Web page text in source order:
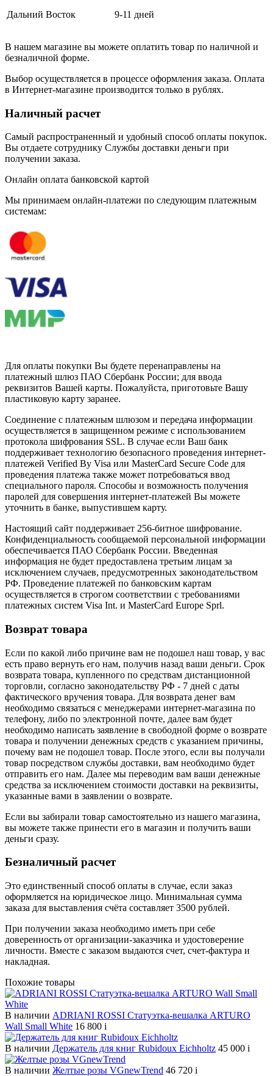
Дальний Восток 9-11 дней
В нашем магазине вы можете оплатить товар по наличной и
безналичной форме.
Выбор осуществляется в процессе оформления заказа. Оплата
в Интернет-магазине производится только в рублях.
Наличный расчет
Самый распространенный и удобный способ оплаты покупок.
Вы отдаете сотруднику Службы доставки деньги при
получении заказа.
Онлайн оплата банковской картой
Мы принимаем онлайн-платежи по cледующим платежным
системам:
Для оплаты покупки Вы будете перенаправлены на
платежный шлюз ПАО Сбербанк России; для ввода
реквизитов Вашей карты. Пожалуйста, приготовьте Вашу
пластиковую карту заранее.
Соединение с платежным шлюзом и передача информации
осуществляется в защищенном режиме с использованием
протокола шифрования SSL. В случае если Ваш банк
поддерживает технологию безопасного проведения интернет-
платежей Verified By Visa или MasterCard Secure Code для
проведения платежа также может потребоваться ввод
специального пароля. Способы и возможность получения
паролей для совершения интернет-платежей Вы можете
уточнить в банке, выпустившем карту.
Настоящий сайт поддерживает 256-битное шифрование.
Конфиденциальность сообщаемой персональной информации
обеспечивается ПАО Сбербанк России. Введенная
информация не будет предоставлена третьим лицам за
исключением случаев, предусмотренных законодательством
РФ. Проведение платежей по банковским картам
осуществляется в строгом соответствии с требованиями
платежных систем Visa Int. и MasterCard Europe Sprl.
Возврат товара
Если по какой либо причине вам не подошел наш товар, у вас
есть право вернуть его нам, получив назад ваши деньги. Срок
возврата товара, купленного по средствам дистанционной
торговли, согласно законодательству РФ - 7 дней с даты
фактического вручения товара. Для возврата денег вам
необходимо связаться с менеджерами интернет-магазина по
телефону, либо по электронной почте, далее вам будет
необходимо написать заявление в свободной форме о возврате
товара и получении денежных средств с указанием причины,
почему вам не подошел товар. После этого, если вы получали
товар посредством службы доставки, вам необходимо будет
отправить его нам. Далее мы переводим вам ваши денежные
средства за исключением стоимости доставки на реквизиты,
указанные вами в заявлении о возврате.
Если вы забирали товар самостоятельно из нашего магазина,
вы можете также принести его в магазин и получить ваши
деньги сразу.
Безналичный расчет
Это единственный способ оплаты в случае, если заказ
оформляется на юридическое лицо. Минимальная сумма
заказа для выставления счёта составляет 3500 рублей.
При получении заказа необходимо иметь при себе
доверенность от организации-заказчика и удостоверение
личности. Вместе с заказом выдаются счет, счет-фактура и
накладная.
Похожие товары
В наличии ADRIANI ROSSI Статуэтка-вешалка ARTURO
Wall Small White 16 800 i
В наличии Держатель для книг Rubidoux Eichholtz 45 000 i
В наличии Желтые розы VGnewTrend 46 720 i